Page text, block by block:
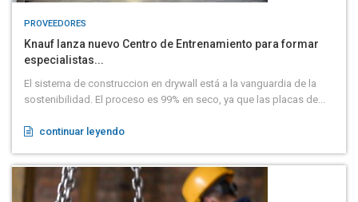
PROVEEDORES
Knauf lanza nuevo Centro de Entrenamiento para formar
especialistas...
El sistema de construccion en drywall está a la vanguardia de la
sostenibilidad. El proceso es 99% en seco, ya que las placas de...
continuar leyendo